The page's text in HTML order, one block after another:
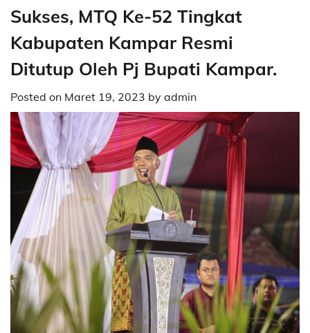
Sukses, MTQ Ke-52 Tingkat
Kabupaten Kampar Resmi
Ditutup Oleh Pj Bupati Kampar.
Posted on Maret 19, 2023 by admin